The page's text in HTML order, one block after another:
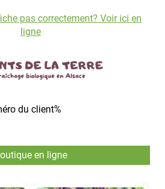
pas correctement? Voir ici en
ligne
du client%
en ligne